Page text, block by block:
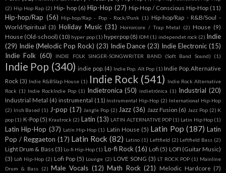
(2) Hip Hop Rap (2) Hip- hop (6) Hip-Hop (27) Hip-Hop / Conscious Hip-Hop (11)
Hip-hop/Rap (56) Hip-hop/Rap - Pop - Rock/Punk (1) Hip-hop/Rap - R&B/Soul -
World/Spiritual (3) Holiday Music (31) Horrorcore / Trap Metal (2) House (9)
House (Old-school) (10) hyper pop (1) hyperpop (8) IDM (1) independet rock (2) Indie
(29) Indie (Melodic Pop Rock) (23) Indie Dance (23) Indie Electronic (15)
Indie Folk (60) INDIE FOLK SINGER-SONGWRITER BAND (Soft Band Sound) (1)
Indie Pop (340) indie pop. (4) Indie Pop. Alt Pop (1) Indie Pop. Alternative
Rock (3) Indie R&BSlap House (1) Indie Rock (541) Indie Rock Alternative
Rock (1) Indie RockIndie Pop (1) Indietronica (50) indietrónica (1) Industrial (20)
Industrial Metal (4) instrumental (11) Instrumental Hip-Hop (2) International Hip-Hop
(2) Irish Based (1) J-pop (17) Jangle Pop (2) Jazz (36) Jazz Fusion (6) Jazz Pop (2) K
pop (1) K-Pop (5) Krautrock (2) Latin (13) LATIN ALTERNATIVE POP (1) Latin Hip Hop (1)
Latin Hip-Hop (37) Latín Hip-Hop (1) Latin House (5) Latin Pop (187) Latin
Pop / Reggaeton (17) Latin Rock (82) Latino (1) Leftfield (2) Leftfield Bass (2)
Light Drum & Bass (3) Lo-fi Hip-Hop (1) Lo-fi Rock (16) Lofi (5) LOFI (Guitar Music)
(3) Lofi Hip-Hop (2) Lofi Pop (5) Lounge (2) LOVE SONG (3) LT ROCK POP (1) Mainline
Drum & Bass (2) Male Vocals (12) Math Rock (21) Melodic Hardcore (7)